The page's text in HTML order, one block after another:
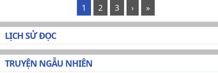
việc không bình thường.Nhưng nếu bình thường thì
không sao,đằng này lại muốn y thay nàng đi gả cho
một nam nhân khác?Muốn y chết cũng đâu cần phải
nhẫn tâm như thế!Nghe nói cô gia tương lai là một kẻ
man rợ ăn sống nuốt tươi.Chuyến này y đi, không chết
cũng bị thương!210619…
1 2 3 › »
LỊCH SỬ ĐỌC
TRUYỆN NGẪU NHIÊN